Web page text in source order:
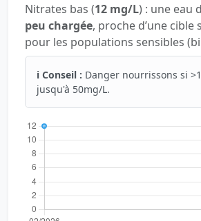
Nitrates bas (12 mg/L) : une eau
peu chargée, proche d’une cible
pour les populations sensibles
ℹ️ Conseil : Danger nourrissons si
jusqu'à 50mg/L.